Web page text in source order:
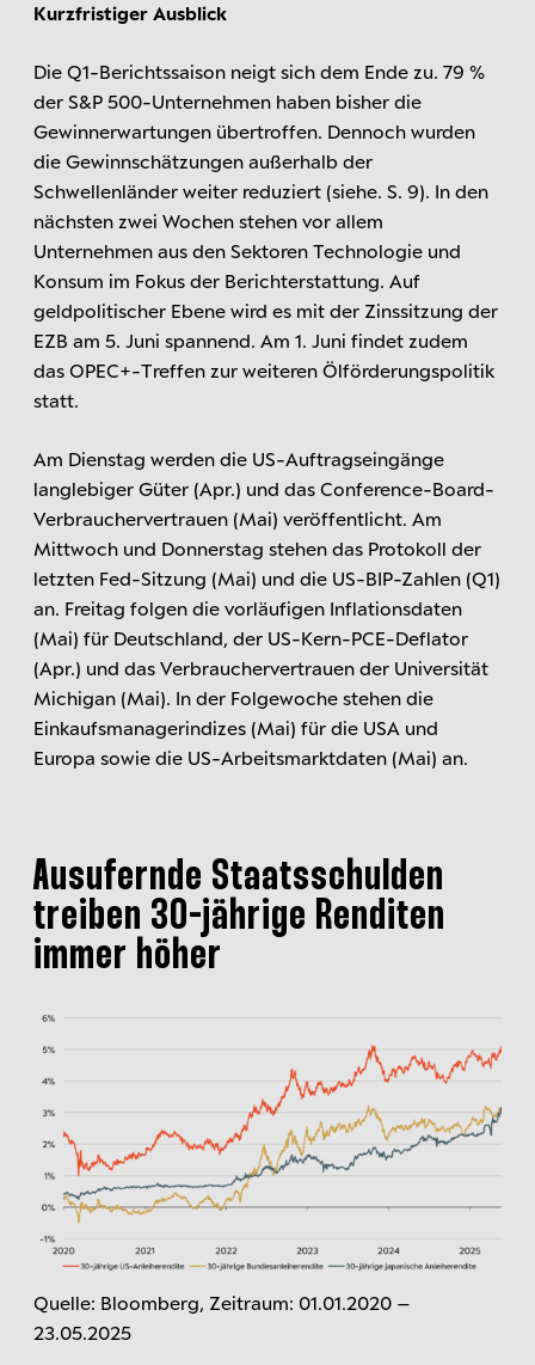
Kurzfristiger Ausblick
Die Q1-Berichtssaison neigt sich dem Ende zu. 79 %
der S&P 500-Unternehmen haben bisher die
Gewinnerwartungen übertroffen. Dennoch wurden
die Gewinnschätzungen außerhalb der
Schwellenländer weiter reduziert (siehe. S. 9). In den
nächsten zwei Wochen stehen vor allem
Unternehmen aus den Sektoren Technologie und
Konsum im Fokus der Berichterstattung. Auf
geldpolitischer Ebene wird es mit der Zinssitzung der
EZB am 5. Juni spannend. Am 1. Juni findet zudem
das OPEC+-Treffen zur weiteren Ölförderungspolitik
statt.
Am Dienstag werden die US-Auftragseingänge
langlebiger Güter (Apr.) und das Conference-Board-
Verbrauchervertrauen (Mai) veröffentlicht. Am
Mittwoch und Donnerstag stehen das Protokoll der
letzten Fed-Sitzung (Mai) und die US-BIP-Zahlen (Q1)
an. Freitag folgen die vorläufigen Inflationsdaten
(Mai) für Deutschland, der US-Kern-PCE-Deflator
(Apr.) und das Verbrauchervertrauen der Universität
Michigan (Mai). In der Folgewoche stehen die
Einkaufsmanagerindizes (Mai) für die USA und
Europa sowie die US-Arbeitsmarktdaten (Mai) an.
Ausufernde Staatsschulden
treiben 30-jährige Renditen
immer höher
Quelle: Bloomberg, Zeitraum: 01.01.2020 –
23.05.2025